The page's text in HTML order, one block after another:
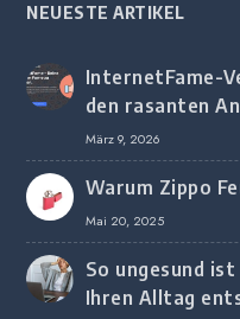
NEUESTE ARTIKEL
InternetFame-
den rasanten
digitalem
Unternehmen
März 9, 2026
Warum Zippo
Mai 20, 2025
So ungesund
Ihren Alltag